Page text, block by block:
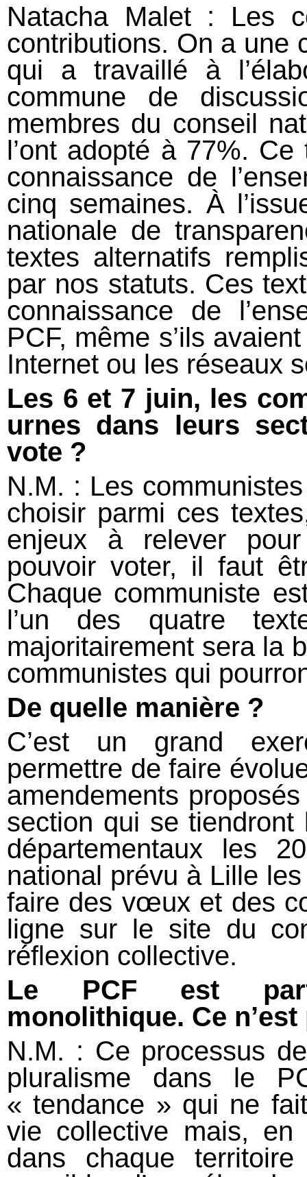
Natacha Malet : Les
contributions. On a une
qui a travaillé à
commune de
membres du conseil
l’ont adopté à 77%.
connaissance de
cinq semaines. À
nationale de
textes alternatifs
par nos statuts. Ces
connaissance de
PCF, même s’ils
Internet ou les réseaux
Les 6 et 7 juin, les
urnes dans leurs
vote ?
N.M. : Les
choisir parmi ces
enjeux à relever
pouvoir voter, il faut
Chaque communiste
l’un des quatre
majoritairement sera la
communistes qui
De quelle manière ?
C’est un grand
permettre de faire
amendements
section qui se
départementaux les
national prévu à Lille
faire des vœux et des
ligne sur le site du
réflexion collective.
Le PCF est
monolithique. Ce
N.M. : Ce processus
pluralisme dans le
« tendance » qui ne
vie collective mais, en
dans chaque